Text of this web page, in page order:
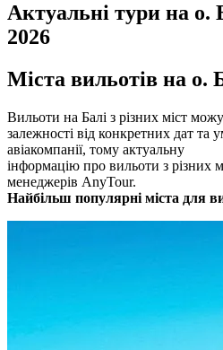
Актуальні тури на о.
2026
Міста вильотів на о.
Вильоти на Балі з різних міст
залежності від конкретних дат та
авіакомпанії, тому актуальну
інформацію про вильоти з різних
менеджерів AnyTour.
Найбільш популярні міста для